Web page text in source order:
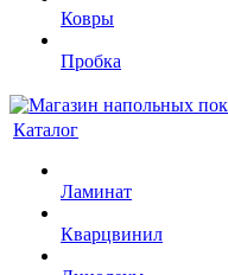
Ковры
Пробка
Каталог
Ламинат
Кварцвинил